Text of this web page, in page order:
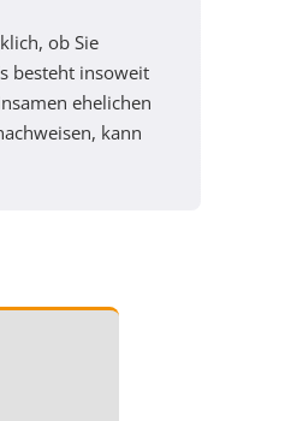
ob Sie
besteht insoweit
ehelichen
kann